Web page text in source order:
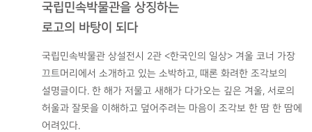
국립민속박물관을 상징하는
로고의 바탕이 되다
국립민속박물관 상설전시 2관 <한국인의 일상> 겨울 코너 가장
끄트머리에서 소개하고 있는 소박하고, 때론 화려한 조각보의
설명글이다. 한 해가 저물고 새해가 다가오는 깊은 겨울, 서로의
허울과 잘못을 이해하고 덮어주려는 마음이 조각보 한 땀 한 땀에
어려있다.